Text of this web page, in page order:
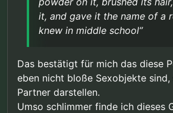
Ausschluss der
verfassungsrechtlichen
rechtfertigt“, der durch das
Lawrence gegen Texas
Dieses wegweisende Urteil
texanisches Gesetz auf,
zwischen einwilligenden
unter Strafe stellte. […]
https://www.stripes.com/
03-19/airman-child-sex-doll-
21116363.html
it, and gave it the name of a
knew in middle school”
Das bestätigt für mich das diese
eben nicht bloße Sexobjekte sind,
Partner darstellen.
Umso schlimmer finde ich dieses